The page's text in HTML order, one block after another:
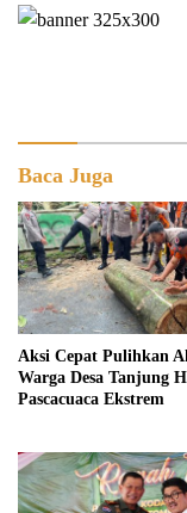
Baca Juga
Aksi Cepat Pulihkan
Warga Desa Tanjung
Pascacuaca Ekstrem